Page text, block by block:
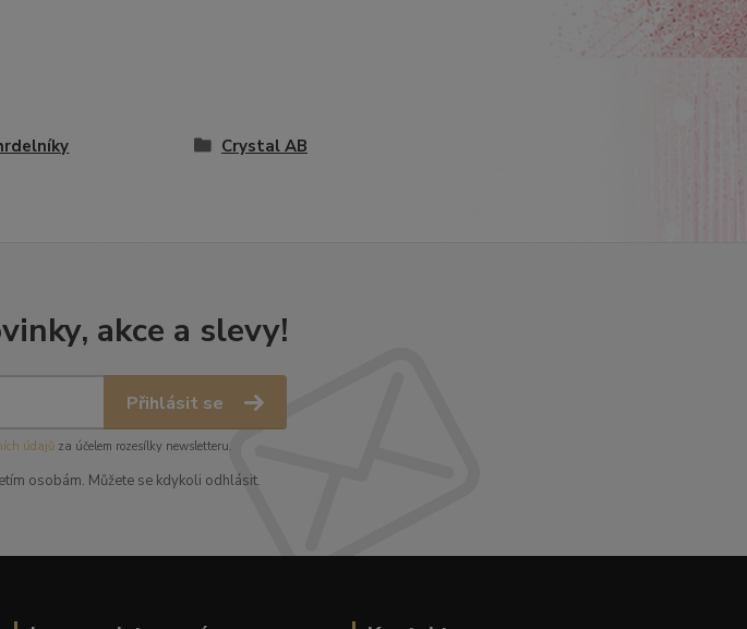
Crystal AB
akce a slevy!
Přihlásit se
údajů za účelem rozesílky newsletteru.
osobám. Můžete se kdykoli odhlásit.